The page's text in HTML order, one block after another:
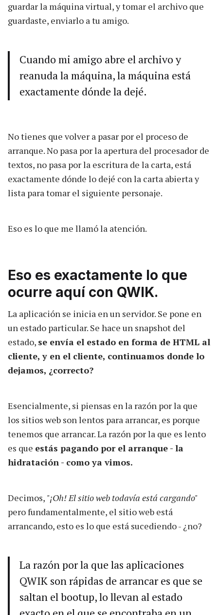
guardar la máquina virtual, y tomar el archivo que
guardaste, enviarlo a tu amigo.
Cuando mi amigo abre el archivo y
reanuda la máquina, la máquina está
exactamente dónde la dejé.
No tienes que volver a pasar por el proceso de
arranque. No pasa por la apertura del procesador de
textos, no pasa por la escritura de la carta, está
exactamente dónde lo dejé con la carta abierta y
lista para tomar el siguiente personaje.
Eso es lo que me llamó la atención.
Eso es exactamente lo que
ocurre aquí con QWIK.
La aplicación se inicia en un servidor. Se pone en
un estado particular. Se hace un snapshot del
estado, se envía el estado en forma de HTML al
cliente, y en el cliente, continuamos donde lo
dejamos, ¿correcto?
Esencialmente, si piensas en la razón por la que
los sitios web son lentos para arrancar, es porque
tenemos que arrancar. La razón por la que es lento
es que estás pagando por el arranque - la
hidratación - como ya vimos.
Decimos, "¡Oh! El sitio web todavía está cargando"
pero fundamentalmente, el sitio web está
arrancando, esto es lo que está sucediendo - ¿no?
La razón por la que las aplicaciones
QWIK son rápidas de arrancar es que se
saltan el bootup, lo llevan al estado